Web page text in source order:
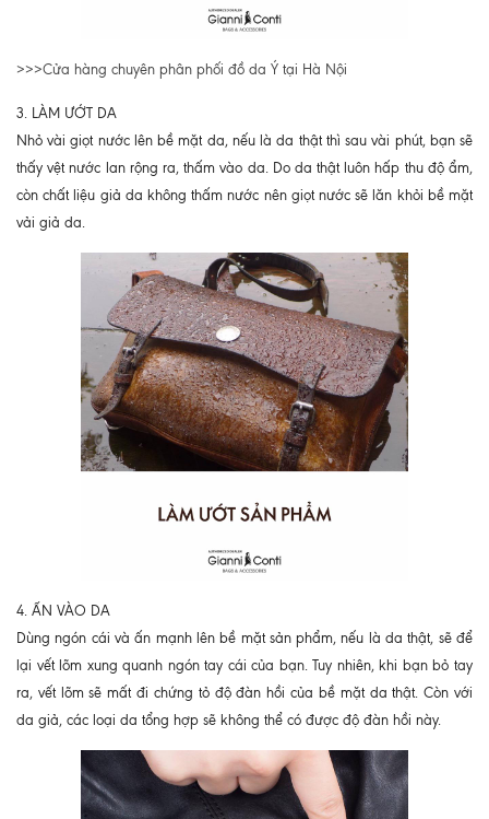
>>>Cửa hàng chuyên phân phối đồ da Ý tại Hà Nội
3. LÀM ƯỚT DA
Nhỏ vài giọt nước lên bề mặt da, nếu là da thật thì sau vài phút, bạn sẽ
thấy vệt nước lan rộng ra, thấm vào da. Do da thật luôn hấp thu độ ẩm,
còn chất liệu giả da không thấm nước nên giọt nước sẽ lăn khỏi bề mặt
vải giả da.
4. ẤN VÀO DA
Dùng ngón cái và ấn mạnh lên bề mặt sản phẩm, nếu là da thật, sẽ để
lại vết lõm xung quanh ngón tay cái của bạn. Tuy nhiên, khi bạn bỏ tay
ra, vết lõm sẽ mất đi chứng tỏ độ đàn hồi của bề mặt da thật. Còn với
da giả, các loại da tổng hợp sẽ không thể có được độ đàn hồi này.